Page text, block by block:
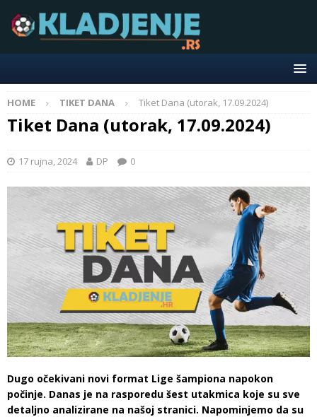
HOME TIKET DANA Tiket Dana (utorak, 17.09.2024)
Tiket Dana (utorak, 17.09.2024)
17 rujna, 2024 DP 0
Dugo očekivani novi format Lige šampiona napokon
počinje. Danas je na rasporedu šest utakmica koje su sve
detaljno analizirane na našoj stranici. Napominjemo da su